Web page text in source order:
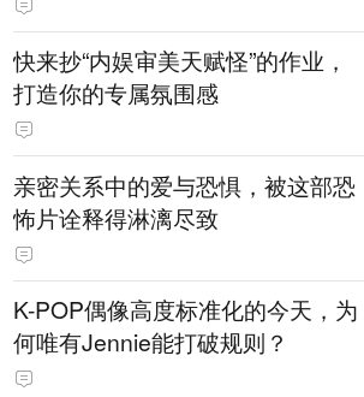
快来抄“内娱审美天赋怪”的作业，
打造你的专属氛围感
亲密关系中的爱与恐惧，被这部恐
怖片诠释得淋漓尽致
K-POP偶像高度标准化的今天，为
何唯有Jennie能打破规则？